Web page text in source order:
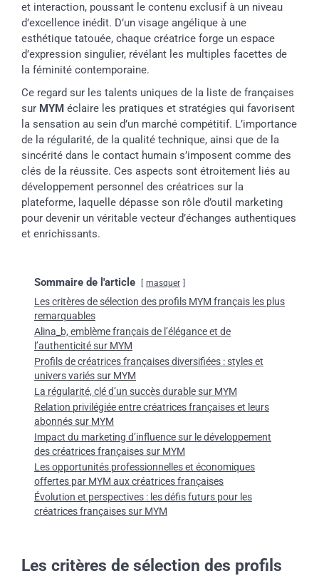
et interaction, poussant le contenu exclusif à un niveau
d’excellence inédit. D’un visage angélique à une
esthétique tatouée, chaque créatrice forge un espace
d’expression singulier, révélant les multiples facettes de
la féminité contemporaine.
Ce regard sur les talents uniques de la liste de françaises
sur MYM éclaire les pratiques et stratégies qui favorisent
la sensation au sein d’un marché compétitif. L’importance
de la régularité, de la qualité technique, ainsi que de la
sincérité dans le contact humain s’imposent comme des
clés de la réussite. Ces aspects sont étroitement liés au
développement personnel des créatrices sur la
plateforme, laquelle dépasse son rôle d’outil marketing
pour devenir un véritable vecteur d’échanges authentiques
et enrichissants.
Sommaire de l'article masquer
Les critères de sélection des profils MYM français les plus
remarquables
Alina_b, emblème français de l’élégance et de
l’authenticité sur MYM
Profils de créatrices françaises diversifiées : styles et
univers variés sur MYM
La régularité, clé d’un succès durable sur MYM
Relation privilégiée entre créatrices françaises et leurs
abonnés sur MYM
Impact du marketing d’influence sur le développement
des créatrices françaises sur MYM
Les opportunités professionnelles et économiques
offertes par MYM aux créatrices françaises
Évolution et perspectives : les défis futurs pour les
créatrices françaises sur MYM
Les critères de sélection des profils